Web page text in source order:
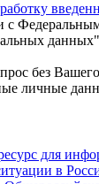
с
без Вашего
личные